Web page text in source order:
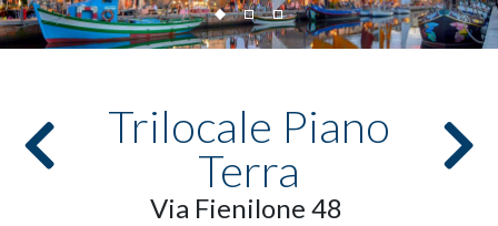
Trilocale Piano
Terra
Via Fienilone 48